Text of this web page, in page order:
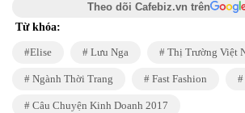
Theo dõi Cafebiz.vn trên
Từ khóa:
Elise Lưu Nga Thị Trường Việt
Ngành Thời Trang Fast Fashion
Câu Chuyện Kinh Doanh 2017